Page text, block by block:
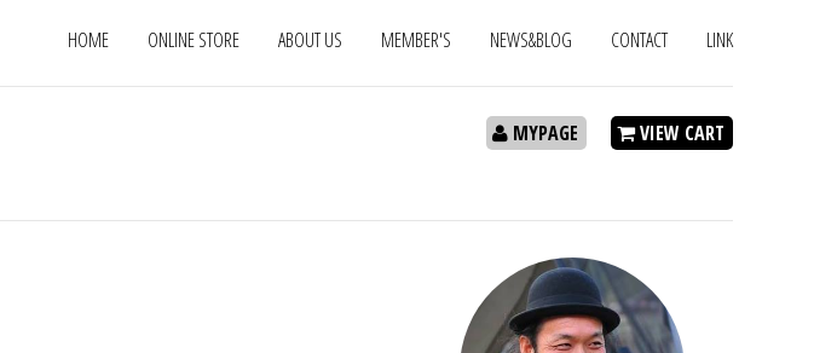
HOME ONLINE STORE ABOUT US MEMBER'S NEWS&BLOG CONTACT LINK
VIEW CART
MYPAGE